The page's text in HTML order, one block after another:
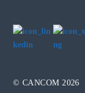
© CANCOM 2026